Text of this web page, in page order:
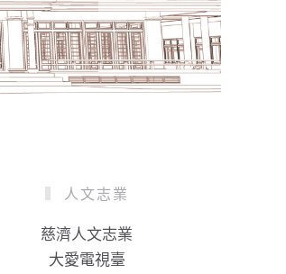
人文志業
慈濟人文志業
大愛電視臺